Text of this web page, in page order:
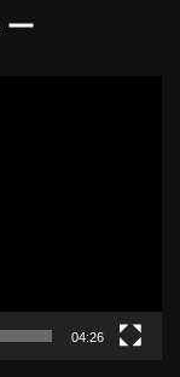
04:26